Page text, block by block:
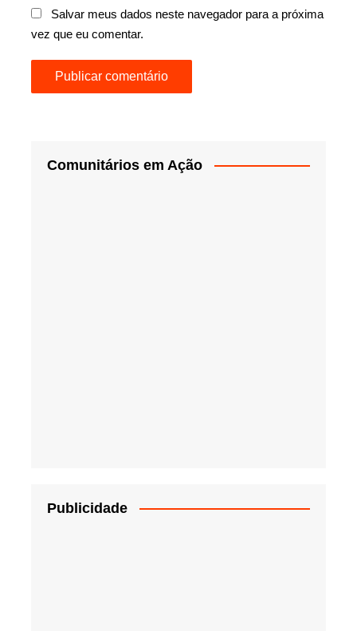
Salvar meus dados neste navegador para a próxima
vez que eu comentar.
Comunitários em Ação
Publicidade